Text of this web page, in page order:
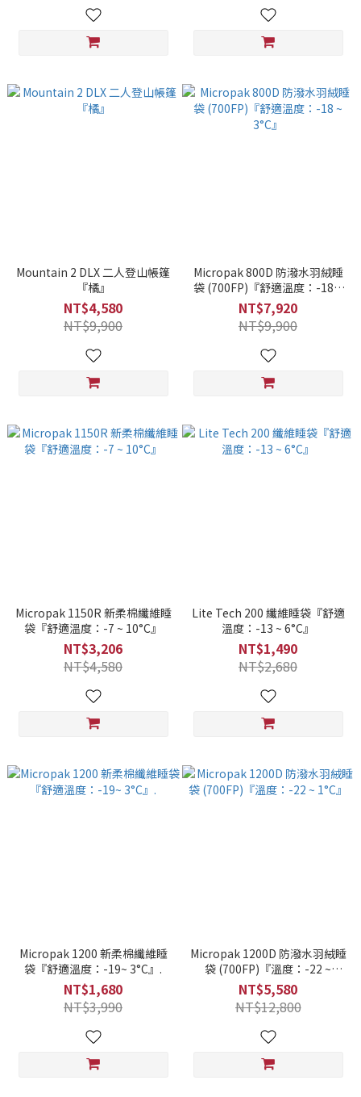
Mountain 2 DLX 二人登山帳篷
『橘』
NT$4,580
NT$9,900
Micropak 800D 防潑水羽絨睡
袋 (700FP)『舒適溫度：-18 ~
3°C』
NT$7,920
NT$9,900
Micropak 1150R 新柔棉纖維睡
袋『舒適溫度：-7 ~ 10°C』
NT$3,206
NT$4,580
Lite Tech 200 纖維睡袋『舒適
溫度：-13 ~ 6°C』
NT$1,490
NT$2,680
Micropak 1200 新柔棉纖維睡
袋『舒適溫度：-19~ 3°C』.
NT$1,680
NT$3,990
Micropak 1200D 防潑水羽絨睡
袋 (700FP)『溫度：-22 ~
1°C』
NT$5,580
NT$12,800